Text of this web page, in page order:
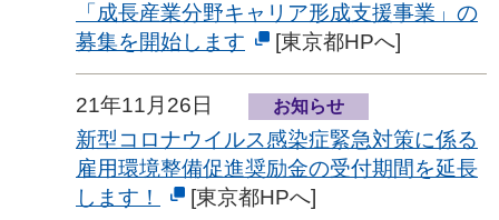
「成長産業分野キャリア形成支援事業」の
募集を開始します
[東京都HPへ]
21年11月26日 お知らせ
新型コロナウイルス感染症緊急対策に係る
雇用環境整備促進奨励金の受付期間を延長
します！
[東京都HPへ]